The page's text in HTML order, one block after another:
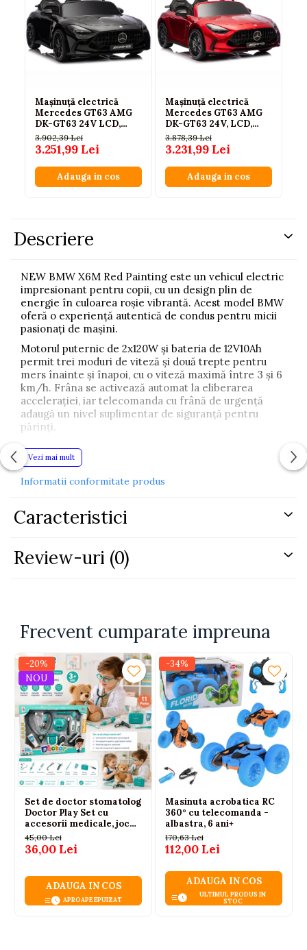
Mașinuță electrică
Mercedes GT63 AMG
DK-GT63 24V LCD,
Negru Lăcuit
3.902,39 Lei
3.251,99 Lei
Adauga in cos
Mașinuță electrică
Mercedes GT63 AMG
DK-GT63 24V, LCD,
Roșu lăcuit
3.878,39 Lei
3.231,99 Lei
Adauga in cos
Descriere
NEW BMW X6M Red Painting este un vehicul electric
impresionant pentru copii, cu un design plin de
energie în culoarea roșie vibrantă. Acest model BMW
oferă o experiență autentică de condus pentru micii
pasionați de mașini.
Motorul puternic de 2x120W și bateria de 12V10Ah
permit trei moduri de viteză și două trepte pentru
mers înainte și înapoi, cu o viteză maximă între 3 și 6
km/h. Frâna se activează automat la eliberarea
accelerației, iar telecomanda cu frână de urgență
adaugă un nivel suplimentar de siguranță pentru
părinți.
Confortul este asigurat prin scaunul cu centuri de
siguranță și roțile îmbrăcate în piele ecologică moale,
care oferă o plimbare lină și stabilă. Telecomanda EVA
și detaliile elegante fac din acest vehicul o alegere de
Cu o autonomie de până la o oră și o încărcare
bucuria condusului într-un mod sigur și distractiv.
Vezi mai mult
Informatii conformitate produs
Caracteristici
Review-uri (0)
Frecvent cumparate impreuna
-20%
NOU
Set de doctor stomatolog
Doctor Play Set cu
accesorii medicale, joc
educativ pentru copii 3+
ani
45,00 Lei
36,00 Lei
ADAUGA IN COS
APROAPE EPUIZAT
-34%
Masinuta acrobatica RC
360° cu telecomanda -
albastra, 6 ani+
170,63 Lei
112,00 Lei
ADAUGA IN COS
ULTIMUL PRODUS IN
STOC